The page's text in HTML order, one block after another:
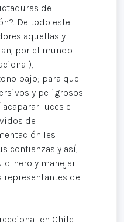
de
todo este
aquellas y
por el mundo
bajo; para que
y peligrosos
acaparar luces e
de
les
confianzas y así,
dinero y manejar
de
en Chile,